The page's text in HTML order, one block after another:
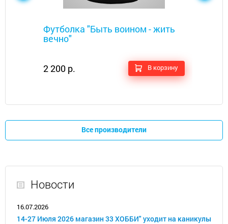
Футболка "Быть воином - жить
вечно"​
2 200 р. В корзину
Все производители
Новости
16.07.2026
14-27 Июля 2026 магазин 33 ХОББИ" уходит на каникулы